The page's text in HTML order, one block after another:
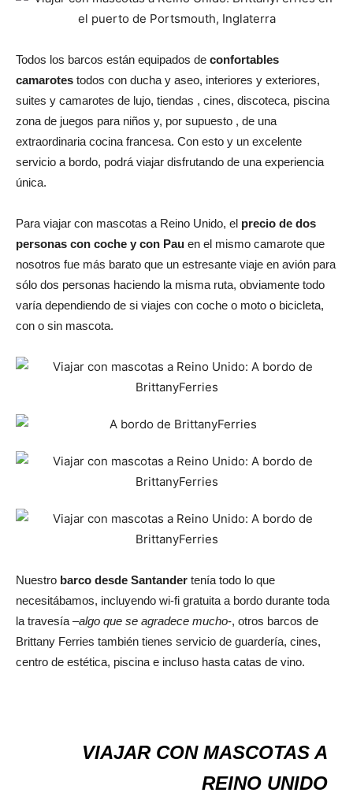
Todos los barcos están equipados de confortables
camarotes todos con ducha y aseo, interiores y exteriores,
suites y camarotes de lujo, tiendas , cines, discoteca, piscina
zona de juegos para niños y, por supuesto , de una
extraordinaria cocina francesa. Con esto y un excelente
servicio a bordo, podrá viajar disfrutando de una experiencia
única.
Para viajar con mascotas a Reino Unido, el precio de dos
personas con coche y con Pau en el mismo camarote que
nosotros fue más barato que un estresante viaje en avión para
sólo dos personas haciendo la misma ruta, obviamente todo
varía dependiendo de si viajes con coche o moto o bicicleta,
con o sin mascota.
Nuestro barco desde Santander tenía todo lo que
necesitábamos, incluyendo wi-fi gratuita a bordo durante toda
la travesía –algo que se agradece mucho-, otros barcos de
Brittany Ferries también tienes servicio de guardería, cines,
centro de estética, piscina e incluso hasta catas de vino.
VIAJAR CON MASCOTAS A
REINO UNIDO